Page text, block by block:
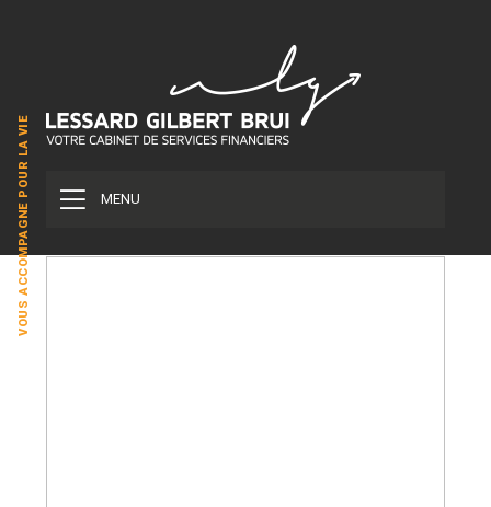
MENU
VOUS ACCOMPAGNE POUR LA VIE